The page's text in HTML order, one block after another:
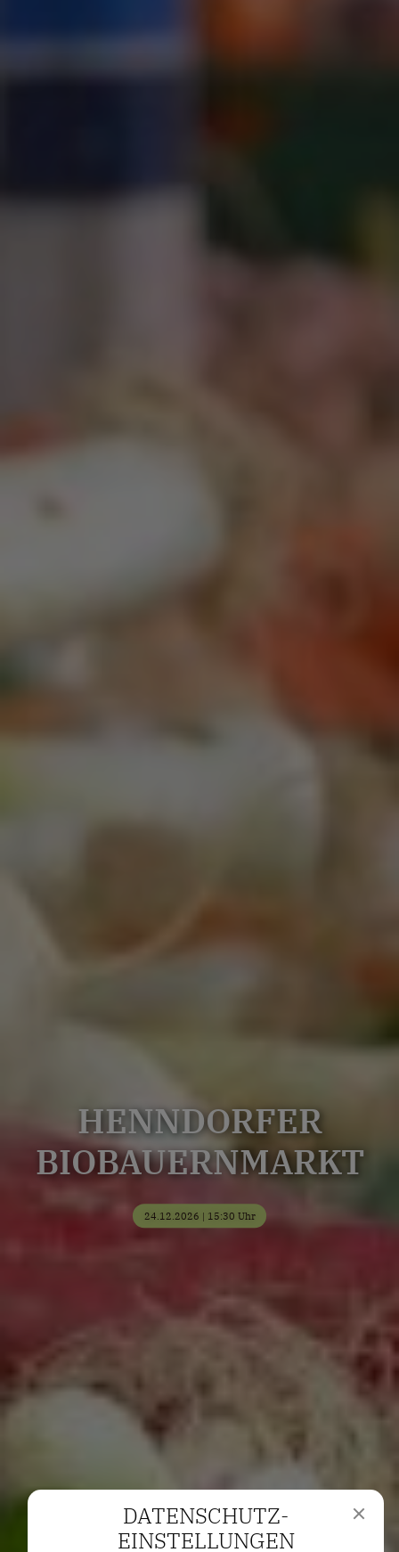
HENNDORFER
BIOBAUERNMARKT
24.12.2026 | 15:30 Uhr
DATENSCHUTZ­
EINSTELLUNGEN